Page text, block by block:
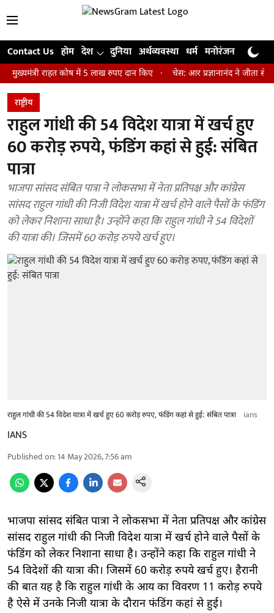
Contact Us होम देश दुनिया अर्थव्यवस्था धर्म मनोरंजन खेल
राहत कोष में 5 लाख रुपए दान किए चेस: आर प्रज्ञानानंद ने जीता सेंट लुइस
राष्ट्रीय
राहुल गांधी की 54 विदेश यात्रा में खर्च हुए
60 करोड़ रुपये, फंडिंग कहां से हुई: संबित
पात्रा
भाजपा सांसद संबित पात्रा ने लोकसभा में नेता प्रतिपक्ष और कांग्रेस
सांसद राहुल गांधी की निजी विदेश यात्रा में खर्च होने वाले पैसों के फंडिंग
को लेकर निशाना साधा है। उन्होंने कहा कि राहुल गांधी ने 54 विदेशों
की यात्रा की। जिसमें 60 करोड़ रुपये खर्च हुए।
राहुल गांधी की 54 विदेश यात्रा में खर्च हुए 60 करोड़ रुपए, फंडिंग कहां से हुई: संबित पात्रा ians
IANS
Published on:14 May 2026, 7:56 am
भाजपा सांसद संबित पात्रा ने लोकसभा में नेता प्रतिपक्ष और कांग्रेस
सांसद राहुल गांधी की निजी विदेश यात्रा में खर्च होने वाले पैसों के
फंडिंग को लेकर निशाना साधा है। उन्होंने कहा कि राहुल गांधी ने
54 विदेशों की यात्रा की। जिसमें 60 करोड़ रुपये खर्च हुए। हैरानी
की बात यह है कि राहुल गांधी के आय का विवरण 11 करोड़ रुपये
है ऐसे में उनके निजी यात्रा के दौरान फंडिंग कहां से हुई।